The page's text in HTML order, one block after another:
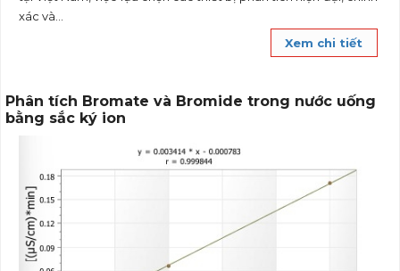
xác và...
Xem chi tiết
Phân tích Bromate và Bromide trong nước uống
bằng sắc ký ion